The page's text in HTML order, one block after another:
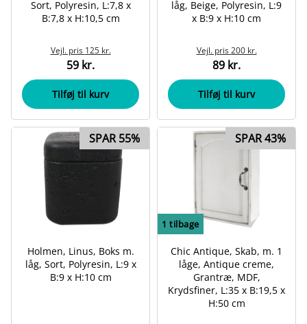
Sort, Polyresin, L:7,8 x
B:7,8 x H:10,5 cm
Vejl. pris 125 kr.
59 kr.
Tilføj til kurv
låg, Beige, Polyresin, L:9
x B:9 x H:10 cm
Vejl. pris200 kr.
89 kr.
Tilføj til kurv
SPAR 55%
Holmen, Linus, Boks m.
låg, Sort, Polyresin, L:9 x
B:9 x H:10 cm
1 tilbage
SPAR 43%
Chic Antique, Skab, m. 1
låge, Antique creme,
Grantræ, MDF,
Krydsfiner, L:35 x B:19,5 x
H:50 cm